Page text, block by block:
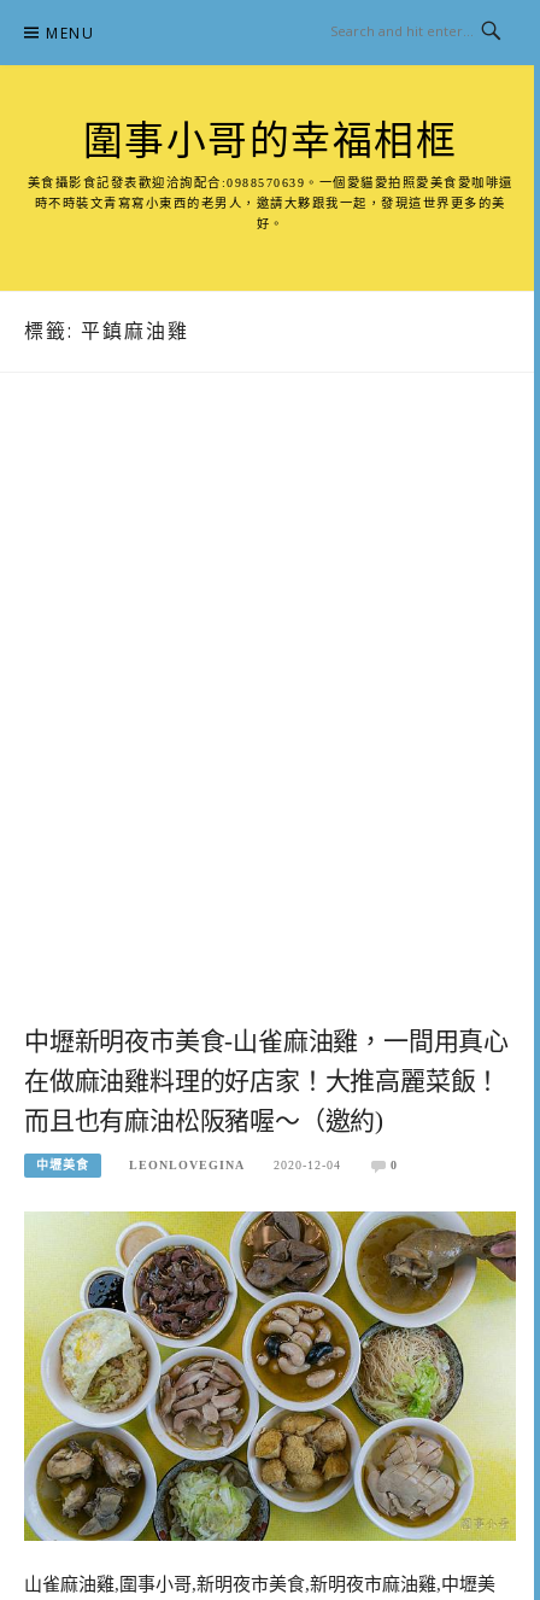
content
MENU
圍事小哥的幸福相框
美食攝影食記發表歡迎洽詢配合:0988570639。一個愛貓愛拍照愛美食愛咖啡還
時不時裝文青寫寫小東西的老男人，邀請大夥跟我一起，發現這世界更多的美
好。
標籤: 平鎮麻油雞
中壢新明夜市美食-山雀麻油雞，一間用真心
在做麻油雞料理的好店家！大推高麗菜飯！
而且也有麻油松阪豬喔～（邀約)
中壢美食 LEONLOVEGINA 2020-12-04 0
山雀麻油雞,圍事小哥,新明夜市美食,新明夜市麻油雞,中壢美